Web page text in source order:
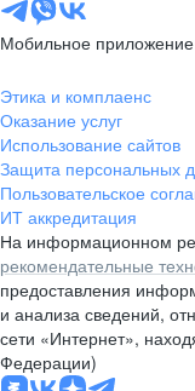
Мобильное приложение
Этика и комплаенс
Оказание услуг
Использование сайтов
Защита персональных
Пользовательское
ИТ аккредитация
На информационном
рекомендательные
предоставления
и анализа сведений,
сети «Интернет»,
Федерации)